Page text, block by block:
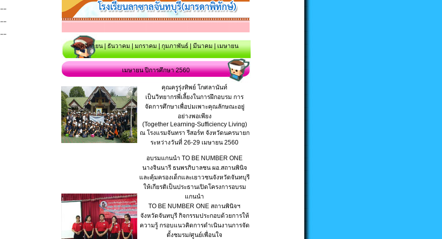
พฤศจิกายน|ธันวาคม|มกราคม|กุมภาพันธ์|มีนาคม|เมษายน
เมษายน ปีการศึกษา 2560
คุณครูรุ่งทิพย์ โกศลานันท์
เป็นวิทยากรพี่เลี้ยงในการฝึกอบรม การ
จัดการศึกษาเพื่อบ่มเพาะคุณลักษณะอยู่
อย่างพอเพียง
(Together Learning-Sufficiency Living)
ณ โรงแรมจันทรา รีสอร์ท จังหวัดนครนายก
ระหว่างวันที่ 26-29 เมษายน 2560
อบรมแกนนำ TO BE NUMBER ONE
นางจินนารี ธนพรภิบาลชน ผอ.สถานพินิจ
และคุ้มครองเด็กและเยาวชนจังหวัดจันทบุรี
ให้เกียรติเป็นประธานเปิดโครงการอบรม
แกนนำ
TO BE NUMBER ONE สถานพินิจฯ
จังหวัดจันทบุรี กิจกรรมประกอบด้วยการให้
ความรู้ กรอบแนวคิดการดำเนินงานการจัด
ตั้งชมรม/ศูนย์เพื่อนใจ